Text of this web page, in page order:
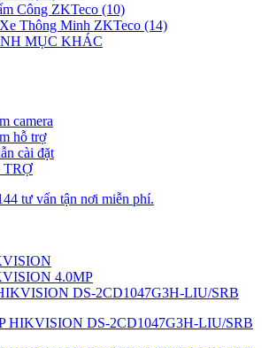
Công ZKTeco (10)
Thông Minh ZKTeco (14)
MỤC KHÁC
camera
hỗ trợ
cài đặt
TRỢ
tư vấn tận nơi miễn phí.
4.0MP
DS-2CD1047G3H-LIU/SRB